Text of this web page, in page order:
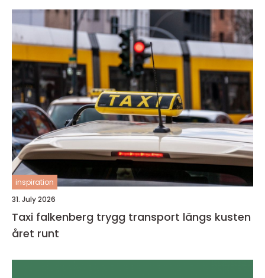
inspiration
31. July 2026
Taxi falkenberg trygg transport längs kusten
året runt